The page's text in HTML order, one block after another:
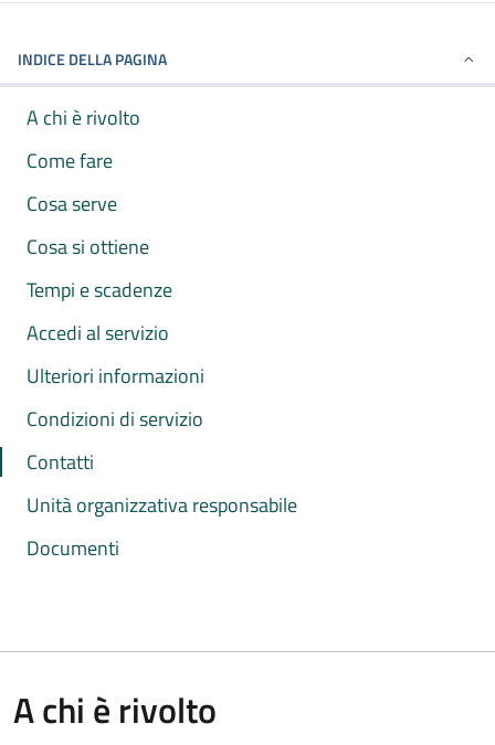
INDICE DELLA PAGINA
A chi è rivolto
Come fare
Cosa serve
Cosa si ottiene
Tempi e scadenze
Accedi al servizio
Ulteriori informazioni
Condizioni di servizio
Contatti
Unità organizzativa responsabile
Documenti
A chi è rivolto